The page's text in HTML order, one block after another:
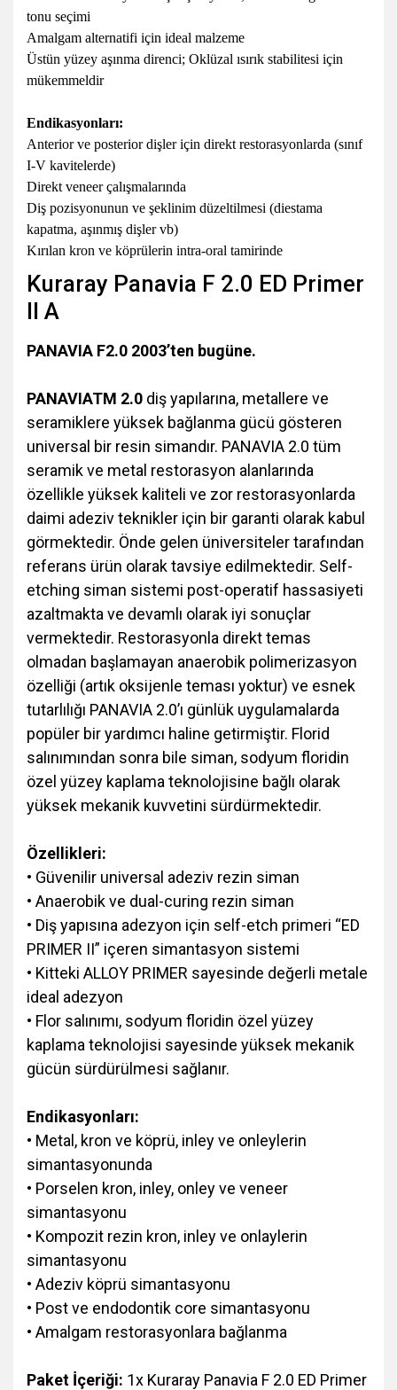
tonu seçimi
Amalgam alternatifi için ideal malzeme
Üstün yüzey aşınma direnci; Oklüzal ısırık stabilitesi için
mükemmeldir
Endikasyonları:
Anterior ve posterior dişler için direkt restorasyonlarda (sınıf
I-V kavitelerde)
Direkt veneer çalışmalarında
Diş pozisyonunun ve şeklinim düzeltilmesi (diestama
kapatma, aşınmış dişler vb)
Kırılan kron ve köprülerin intra-oral tamirinde
Kuraray Panavia F 2.0 ED Primer
II A
PANAVIA F2.0 2003’ten bugüne.
PANAVIATM 2.0 diş yapılarına, metallere ve
seramiklere yüksek bağlanma gücü gösteren
universal bir resin simandır. PANAVIA 2.0 tüm
seramik ve metal restorasyon alanlarında
özellikle yüksek kaliteli ve zor restorasyonlarda
daimi adeziv teknikler için bir garanti olarak kabul
görmektedir. Önde gelen üniversiteler tarafından
referans ürün olarak tavsiye edilmektedir. Self-
etching siman sistemi post-operatif hassasiyeti
azaltmakta ve devamlı olarak iyi sonuçlar
vermektedir. Restorasyonla direkt temas
olmadan başlamayan anaerobik polimerizasyon
özelliği (artık oksijenle teması yoktur) ve esnek
tutarlılığı PANAVIA 2.0’ı günlük uygulamalarda
popüler bir yardımcı haline getirmiştir. Florid
salınımından sonra bile siman, sodyum floridin
özel yüzey kaplama teknolojisine bağlı olarak
yüksek mekanik kuvvetini sürdürmektedir.
Özellikleri:
• Güvenilir universal adeziv rezin siman
• Anaerobik ve dual-curing rezin siman
• Diş yapısına adezyon için self-etch primeri “ED
PRIMER II” içeren simantasyon sistemi
• Kitteki ALLOY PRIMER sayesinde değerli metale
ideal adezyon
• Flor salınımı, sodyum floridin özel yüzey
kaplama teknolojisi sayesinde yüksek mekanik
gücün sürdürülmesi sağlanır.
Endikasyonları:
• Metal, kron ve köprü, inley ve onleylerin
simantasyonunda
• Porselen kron, inley, onley ve veneer
simantasyonu
• Kompozit rezin kron, inley ve onlaylerin
simantasyonu
• Adeziv köprü simantasyonu
• Post ve endodontik core simantasyonu
• Amalgam restorasyonlara bağlanma
Paket İçeriği: 1x Kuraray Panavia F 2.0 ED Primer